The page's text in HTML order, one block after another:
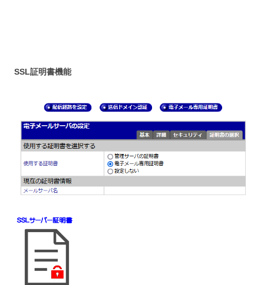
SSL証明書機能